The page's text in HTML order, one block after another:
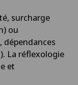
surcharge
ou
dépendances
La réflexologie
et